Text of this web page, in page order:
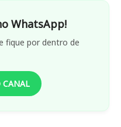
WhatsApp!
fique por dentro de
CANAL